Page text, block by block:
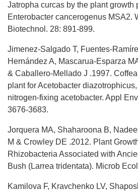
Jatropha curcas by the plant growth
Enterobacter cancerogenus MSA2.
Biotechnol. 28: 891-899.
Jimenez-Salgado T, Fuentes-
Hernández A, Mascarua-Esparza
& Caballero-Mellado J .1997.
plant for Acetobacter
nitrogen-fixing acetobacter. Appl
3676-3683.
Jorquera MA, Shaharoona B,
M & Crowley DE .2012. Plant
Rhizobacteria Associated with
Bush (Larrea tridentata). Microb
Kamilova F, Kravchenko LV,